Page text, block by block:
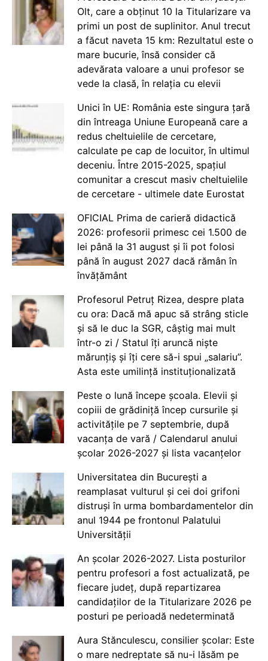
Olt, care a obținut 10 la Titularizare va
primi un post de suplinitor. Anul trecut
a făcut naveta 15 km: Rezultatul este o
mare bucurie, însă consider că
adevărata valoare a unui profesor se
vede la clasă, în relația cu elevii
Unici în UE: România este singura țară
din întreaga Uniune Europeană care a
redus cheltuielile de cercetare,
calculate pe cap de locuitor, în ultimul
deceniu. Între 2015-2025, spațiul
comunitar a crescut masiv cheltuielile
de cercetare - ultimele date Eurostat
OFICIAL Prima de carieră didactică
2026: profesorii primesc cei 1.500 de
lei până la 31 august și îi pot folosi
până în august 2027 dacă rămân în
învățământ
Profesorul Petruț Rizea, despre plata
cu ora: Dacă mă apuc să strâng sticle
și să le duc la SGR, câștig mai mult
într-o zi / Statul îți aruncă niște
mărunțiș și îți cere să-i spui „salariu”.
Asta este umilință instituționalizată
Peste o lună începe școala. Elevii și
copiii de grădiniță încep cursurile și
activitățile pe 7 septembrie, după
vacanța de vară / Calendarul anului
școlar 2026-2027 și lista vacanțelor
Universitatea din București a
reamplasat vulturul și cei doi grifoni
distruși în urma bombardamentelor din
anul 1944 pe frontonul Palatului
Universității
An școlar 2026-2027. Lista posturilor
pentru profesori a fost actualizată, pe
fiecare județ, după repartizarea
candidaților de la Titularizare 2026 pe
posturi pe perioadă nedeterminată
Aura Stănculescu, consilier școlar: Este
o mare nedreptate să nu-i lăsăm pe